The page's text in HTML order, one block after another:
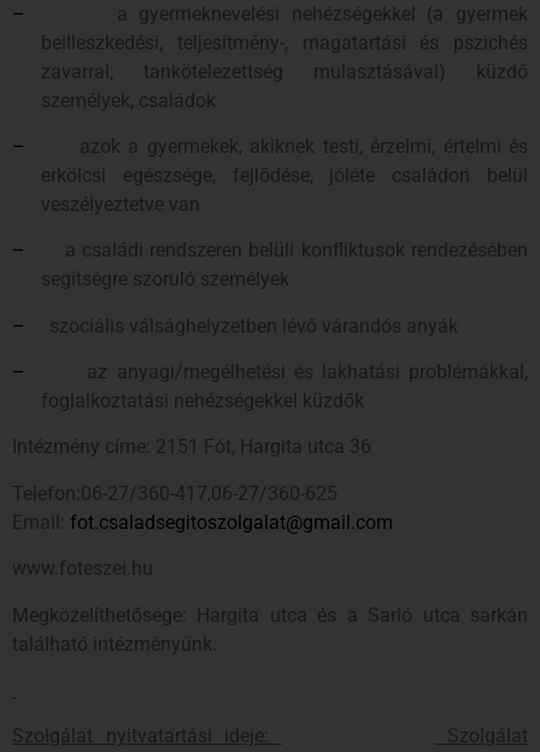
–
a gyermeknevelési nehézségekkel (a gyermek
beilleszkedési, teljesítmény-, magatartási és pszichés
zavarral; tankötelezettség mulasztásával) küzdő
személyek, családok
–
azok a gyermekek, akiknek testi, érzelmi, értelmi és
erkölcsi egészsége, fejlődése, jóléte családon belül
veszélyeztetve van
–
a családi rendszeren belüli konfliktusok rendezésében
segítségre szoruló személyek
– szociális válsághelyzetben lévő várandós anyák
–
az anyagi/megélhetési és lakhatási problémákkal,
foglalkoztatási nehézségekkel küzdők
Intézmény címe: 2151 Fót, Hargita utca 36
Telefon:06-27/360-417,06-27/360-625
Email: fot.csaladsegitoszolgalat@gmail.com
www.foteszei.hu
Megközelíthetősége: Hargita utca és a Sarló utca sarkán
található intézményünk.
Szolgálat nyitvatartási ideje:
Szolgálat